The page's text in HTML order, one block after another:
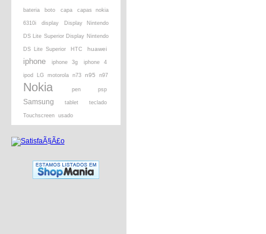
bateria boto capa capas nokia
6310i display Display Nintendo
DS Lite Superior Display Nintendo
DS Lite Superior HTC huawei
iphone iphone 3g iphone 4
ipod LG motorola n73 n95 n97
Nokia pen psp
Samsung tablet teclado
Touchscreen usado